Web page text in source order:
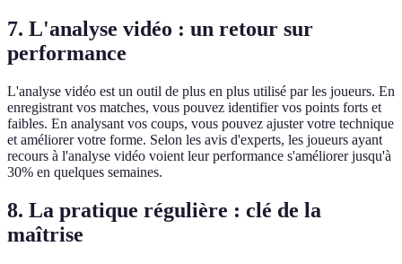
7. L'analyse vidéo : un retour sur
performance
L'analyse vidéo est un outil de plus en plus utilisé par les joueurs. En
enregistrant vos matches, vous pouvez identifier vos points forts et
faibles. En analysant vos coups, vous pouvez ajuster votre technique
et améliorer votre forme. Selon les avis d'experts, les joueurs ayant
recours à l'analyse vidéo voient leur performance s'améliorer jusqu'à
30% en quelques semaines.
8. La pratique régulière : clé de la
maîtrise